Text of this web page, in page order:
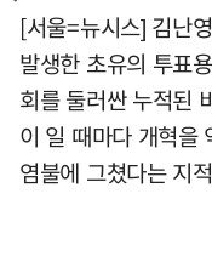
[서울=뉴시스] 김난
발생한 초유의 투표
회를 둘러싼 누적된
이 일 때마다 개혁을
염불에 그쳤다는 지